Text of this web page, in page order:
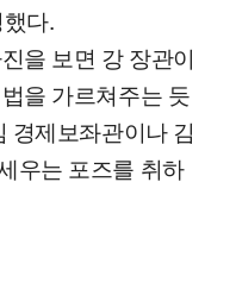
다.
을 보면 강 장관이
을 가르쳐주는 듯
경제보좌관이나 김
우는 포즈를 취하